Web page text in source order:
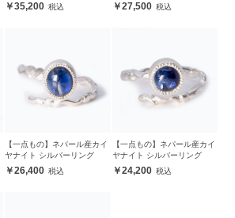
35,200 27,500
【一点もの】ネパール産カイ
ヤナイト シルバーリング
26,400
【一点もの】ネパール産カイ
ヤナイト シルバーリング
24,200